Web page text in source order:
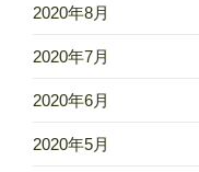
2020年8月
2020年7月
2020年6月
2020年5月